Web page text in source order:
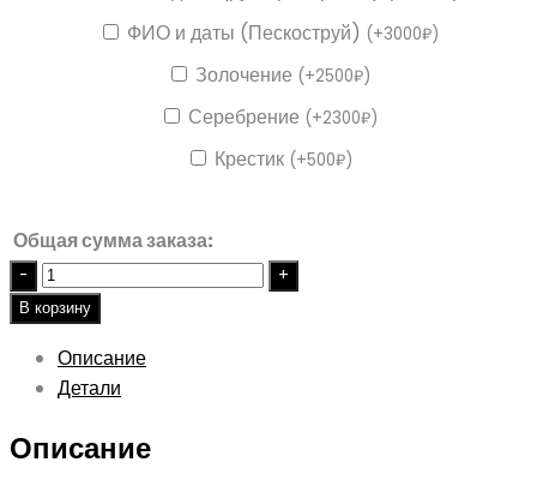
ФИО и даты (Пескоструй) (+3000₽)
Золочение (+2500₽)
Серебрение (+2300₽)
Крестик (+500₽)
Общая сумма заказа:
Quantity
В корзину
Описание
Детали
Описание